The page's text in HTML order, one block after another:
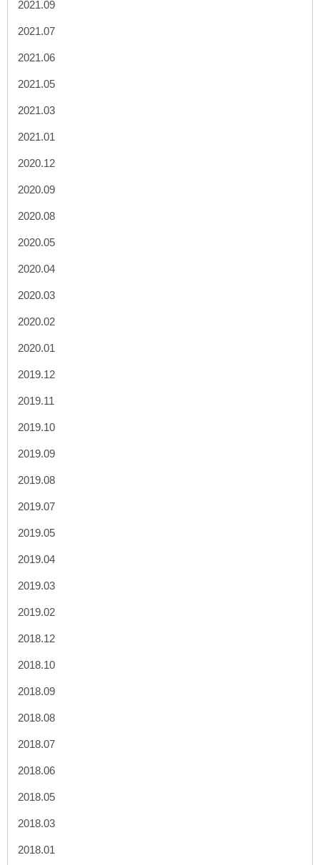
2021.09
2021.07
2021.06
2021.05
2021.03
2021.01
2020.12
2020.09
2020.08
2020.05
2020.04
2020.03
2020.02
2020.01
2019.12
2019.11
2019.10
2019.09
2019.08
2019.07
2019.05
2019.04
2019.03
2019.02
2018.12
2018.10
2018.09
2018.08
2018.07
2018.06
2018.05
2018.03
2018.01